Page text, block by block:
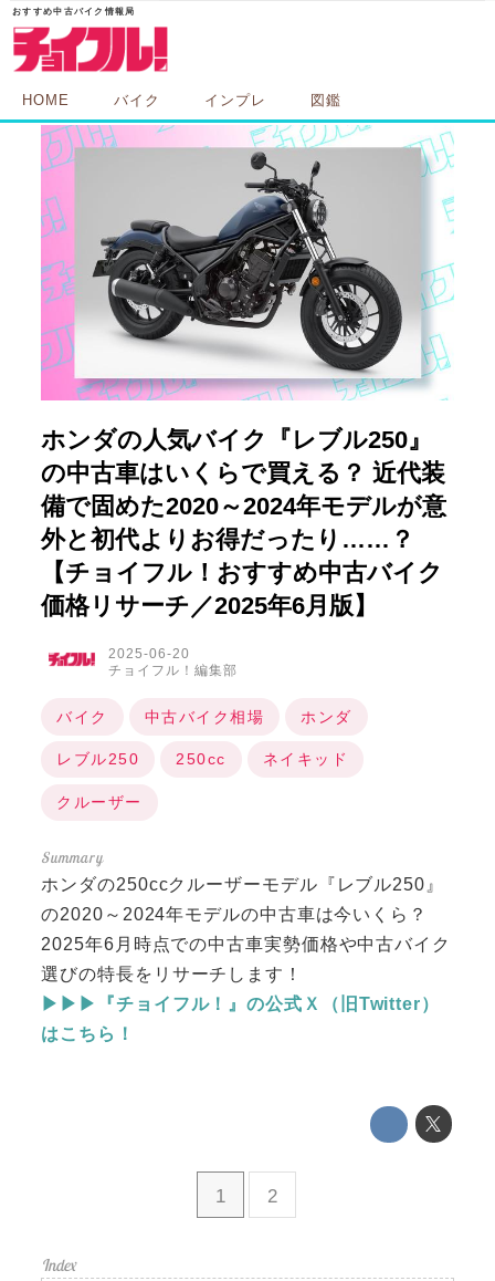
HOME バイク インプレ 図鑑
ホンダの人気バイク『レブル250』
の中古車はいくらで買える？ 近代装
備で固めた2020～2024年モデルが意
外と初代よりお得だったり……？
【チョイフル！おすすめ中古バイク
価格リサーチ／2025年6月版】
2025-06-20
チョイフル！編集部
バイク 中古バイク相場 ホンダ
レブル250 250cc ネイキッド
クルーザー
ホンダの250ccクルーザーモデル『レブル250』
の2020～2024年モデルの中古車は今いくら？
2025年6月時点での中古車実勢価格や中古バイク
選びの特長をリサーチします！
▶▶▶『チョイフル！』の公式Ｘ（旧Twitter）
はこちら！
1 2